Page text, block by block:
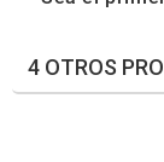
4 OTROS